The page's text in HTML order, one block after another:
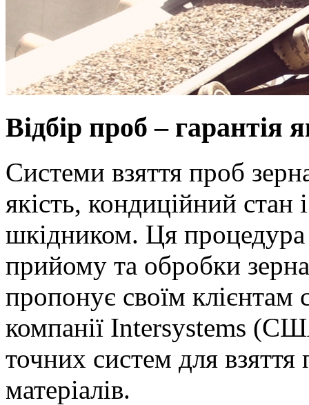
Відбір проб – гарантія
Системи взяття проб
якість, кондиційний стан
шкідником. Ця
прийому та обробки
пропонує своїм клієнтам
компанії Intersystems
точних систем для
матеріалів.